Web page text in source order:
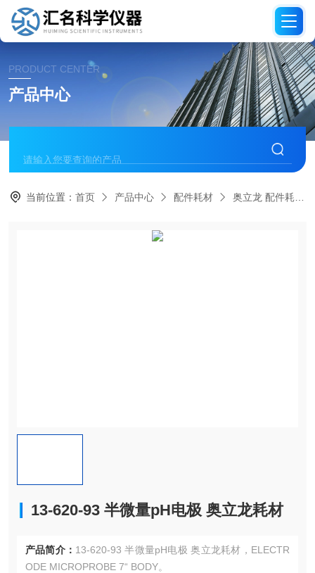
PRODUCT CENTER
产品中心
当前位置：首页 产品中心 配件耗材 奥立龙 配件耗材
13-620-93 半微量pH电极 奥立龙耗材
产品简介： 13-620-93 半微量pH电极 奥立龙耗材，ELECTR
ODE MICROPROBE 7“ BODY。